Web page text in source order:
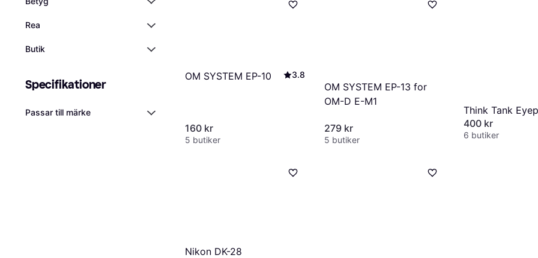
Rea
Butik
Specifikationer
Passar till märke
OM SYSTEM EP-10 3.8
160 kr
5 butiker
OM SYSTEM EP-13 for
OM-D E-M1
279 kr
5 butiker
Think Tank
400 kr
6 butiker
Nikon DK-28